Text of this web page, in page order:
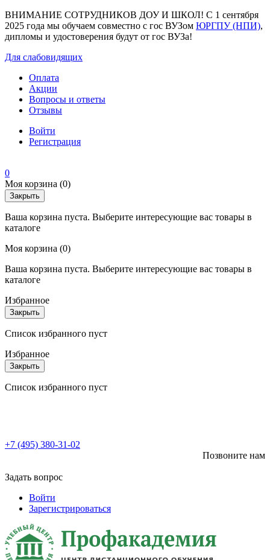
ВНИМАНИЕ СОТРУДНИКОВ ДОУ И ШКОЛ! С 1 сентября
2025 года мы обучаем совместно с гос ВУЗом ЮРГПУ (НПИ),
дипломы и удостоверения будут от гос ВУЗа!
Для слабовидящих
Оплата
Акции
Вопросы и ответы
Отзывы
Войти
Регистрация
0
Моя корзина (0)
Закрыть
Ваша корзина пуста. Выберите интересующие вас товары в
каталоге
Моя корзина (0)
Ваша корзина пуста. Выберите интересующие вас товары в
каталоге
Избранное
Закрыть
Список избранного пуст
Избранное
Закрыть
Список избранного пуст
+7 (495) 380-31-02
Позвоните нам
Задать вопрос
Войти
Зарегистрироваться